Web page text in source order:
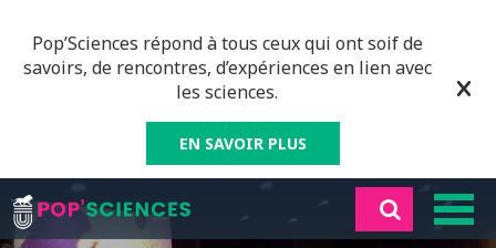
Pop’Sciences répond à tous ceux qui ont soif de
savoirs, de rencontres, d’expériences en lien avec
les sciences.
EN SAVOIR PLUS